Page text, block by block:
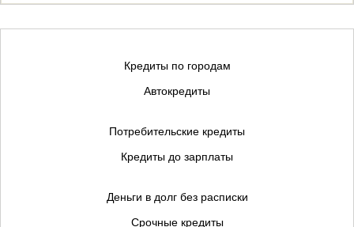
Кредиты по городам
Автокредиты
Потребительские кредиты
Кредиты до зарплаты
Деньги в долг без расписки
Срочные кредиты